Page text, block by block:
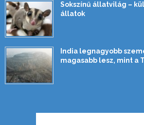
Sokszínű állatvilág –
állatok
India legnagyobb
magasabb lesz, mint a